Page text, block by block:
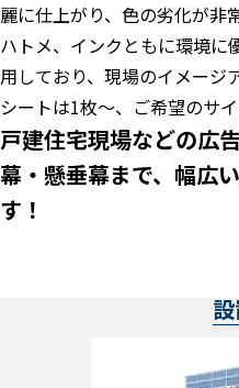
麗に仕上がり、色の劣化が非
ハトメ、インクともに環境に
用しており、現場のイメージ
シートは1枚～、ご希望のサ
戸建住宅現場などの広
幕・懸垂幕まで、幅広
す！